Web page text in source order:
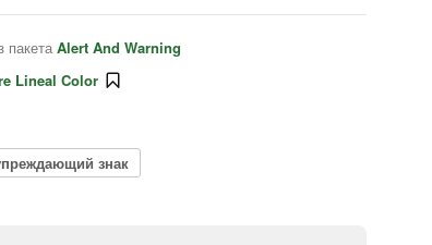
пакета Alert And Warning
Lineal Color
знак